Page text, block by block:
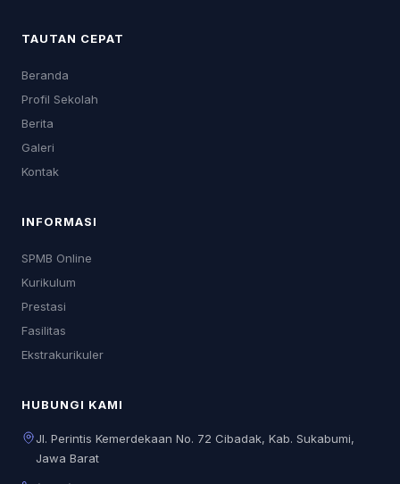
TAUTAN CEPAT
Beranda
Profil Sekolah
Berita
Galeri
Kontak
INFORMASI
SPMB Online
Kurikulum
Prestasi
Fasilitas
Ekstrakurikuler
HUBUNGI KAMI
Jl. Perintis Kemerdekaan No. 72 Cibadak, Kab. Sukabumi,
Jawa Barat